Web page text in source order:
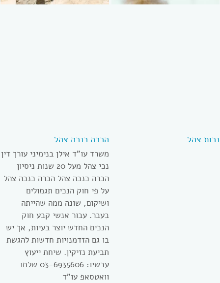
נכות צהל הכרה כנכה צהל
משרד עו”ד אילן בנימיני עורך דין
נכי צהל מעל 20 שנות ניסיון
הכרה כנכה צהל הכרה כנכה צהל
על פי חוק הנכים תגמולים
ושיקום, שונה ממה שהייתה
בעבר. עבור אנשי קבע חוק
הנכים החדש יוצר בעיות, אך יש
בו גם הזדמנויות חדשות להגשת
תביעת נזיקין. שיחת ייעוץ
עכשיו: 03-6935606 שלחו
וואטסאפ עו”ד